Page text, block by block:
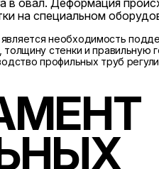
в овал. Деформация
на специальном
необходимость
стенки и правильную
профильных труб